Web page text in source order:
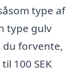
type af
type gulv
du forvente,
100 SEK